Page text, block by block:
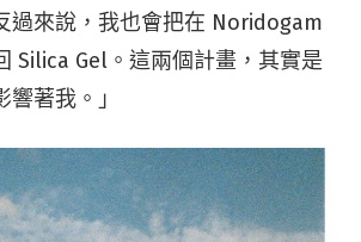
過來說，我也會把在 Noridogam
Silica Gel。這兩個計畫，其實是
著我。」